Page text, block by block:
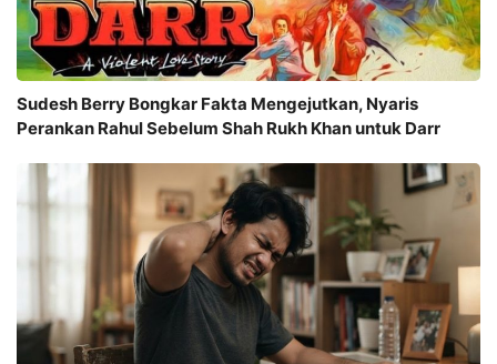
Sudesh Berry Bongkar Fakta Mengejutkan, Nyaris
Perankan Rahul Sebelum Shah Rukh Khan untuk Darr